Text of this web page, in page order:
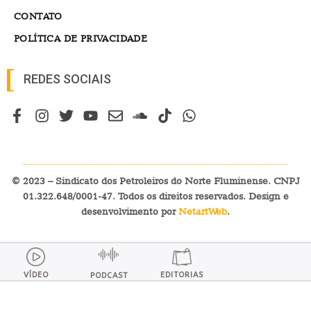
CONTATO
POLÍTICA DE PRIVACIDADE
REDES SOCIAIS
© 2023 – Sindicato dos Petroleiros do Norte Fluminense. CNPJ
01.322.648/0001-47. Todos os direitos reservados. Design e
desenvolvimento porNetartWeb.
VÍDEO PODCAST EDITORIAS